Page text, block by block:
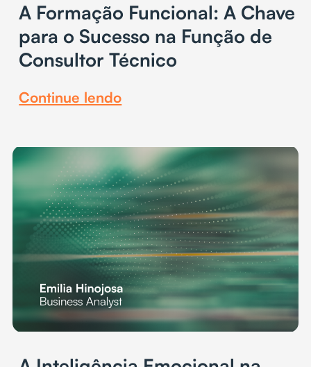
A Formação Funcional: A Chave
para o Sucesso na Função de
Consultor Técnico
Continue lendo